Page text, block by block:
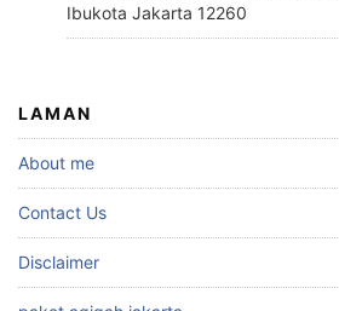
Ibukota Jakarta 12260
LAMAN
About me
Contact Us
Disclaimer